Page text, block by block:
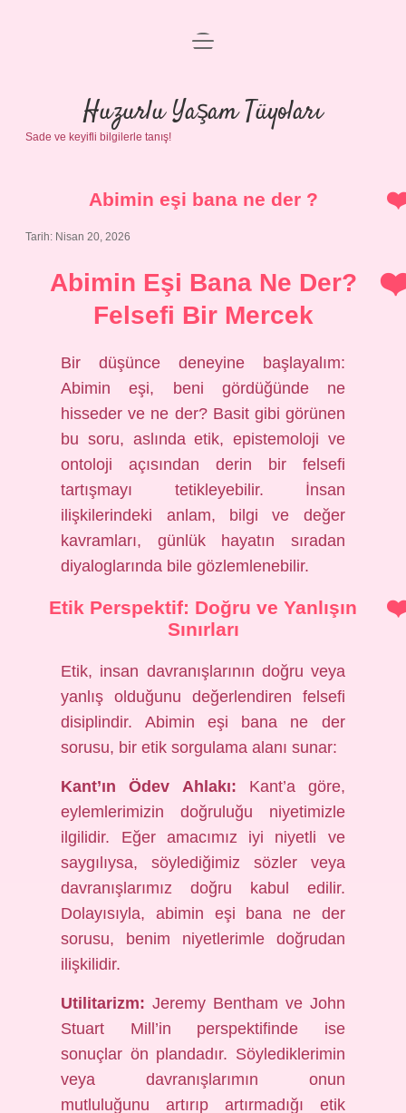
Anasayfa
Gizlilik Politikası
Yasal Uyarı
menüyü
Huzurlu Yaşam Tüyoları
Sade ve keyifli bilgilerle tanış!
Abimin eşi bana ne der ?
Tarih: Nisan 20, 2026
Abimin Eşi Bana Ne Der?
Felsefi Bir Mercek
Bir düşünce deneyine başlayalım:
Abimin eşi, beni gördüğünde ne
hisseder ve ne der? Basit gibi görünen
bu soru, aslında etik, epistemoloji ve
ontoloji açısından derin bir felsefi
tartışmayı tetikleyebilir. İnsan
ilişkilerindeki anlam, bilgi ve değer
kavramları, günlük hayatın sıradan
diyaloglarında bile gözlemlenebilir.
Etik Perspektif: Doğru ve Yanlışın
Sınırları
Etik, insan davranışlarının doğru veya
yanlış olduğunu değerlendiren felsefi
disiplindir. Abimin eşi bana ne der
sorusu, bir etik sorgulama alanı sunar:
Kant’ın Ödev Ahlakı: Kant’a göre,
eylemlerimizin doğruluğu niyetimizle
ilgilidir. Eğer amacımız iyi niyetli ve
saygılıysa, söylediğimiz sözler veya
davranışlarımız doğru kabul edilir.
Dolayısıyla, abimin eşi bana ne der
sorusu, benim niyetlerimle doğrudan
ilişkilidir.
Utilitarizm: Jeremy Bentham ve John
Stuart Mill’in perspektifinde ise
sonuçlar ön plandadır. Söylediklerimin
veya davranışlarımın onun
mutluluğunu artırıp artırmadığı etik